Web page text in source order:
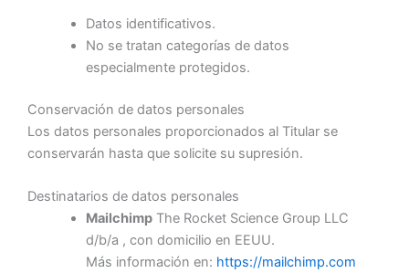
Datos identificativos.
No se tratan categorías de datos
especialmente protegidos.
Conservación de datos personales
Los datos personales proporcionados al Titular se
conservarán hasta que solicite su supresión.
Destinatarios de datos personales
MailchimpThe Rocket Science Group LLC
d/b/a , con domicilio en EEUU.
Más información en: https://mailchimp.com